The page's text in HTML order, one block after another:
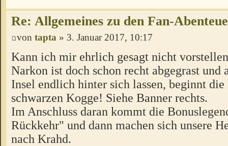
Re: Allgemeines zu den Fan-
von tapta » 3. Januar 2017, 10:17
Kann ich mir ehrlich gesagt nicht
Narkon ist doch schon recht abgegrast und
Insel endlich hinter sich lassen, beginnt die
schwarzen Kogge! Siehe Banner rechts.
Im Anschluss daran kommt die
Rückkehr" und dann machen sich unsere
nach Krahd.